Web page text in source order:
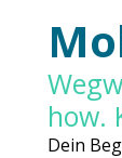
how.
Dein